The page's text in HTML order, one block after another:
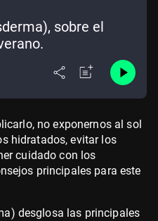
sobre el
no exponernos al sol
hidratados, evitar los
cuidado con los
principales para este
desglosa las principales